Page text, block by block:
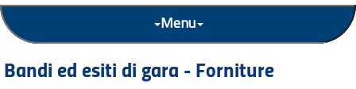
Menu
Bandi ed esiti di gara - Forniture